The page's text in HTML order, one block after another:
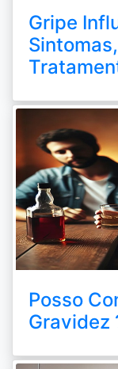
Gripe
Posso
Gravidez